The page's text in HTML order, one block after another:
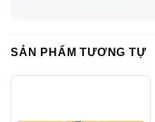
SẢN PHẨM TƯƠNG TỰ